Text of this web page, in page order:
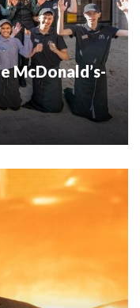
McDonald’s-